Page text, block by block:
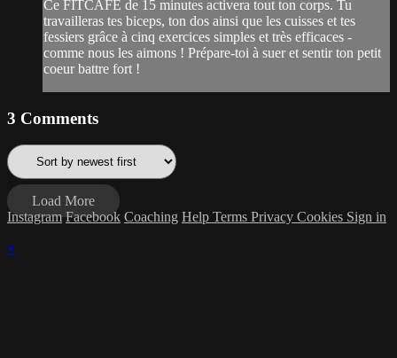
Ce FITCAFÉ de 15 minutes activera tout ton corps. Tu
travailleras tes biceps, ton dos ainsi que les cuisses et tes
fessiers grâce à cinq exercices simples et très efficaces -
comme nous les aimons ! Prépare-toi à suer et sentir ton petit
coeur battre fort !
3 Comments
Load More
Instagram Facebook Coaching Help Terms Privacy Cookies Sign in
×